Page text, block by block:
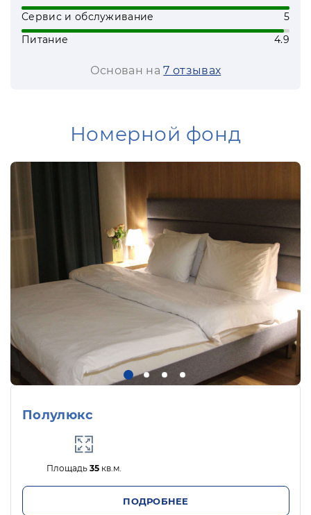
надувные батуты. В пансионате имеется
детская анимация. Дети и взрослые
отлично проводят свой досуг в доме
Сервис и обслуживание
5
Питание
4.9
Основан на7 отзывах
Номерной фонд
Полулюкс
Площадь 35кв.м.
ПОДРОБНЕЕ